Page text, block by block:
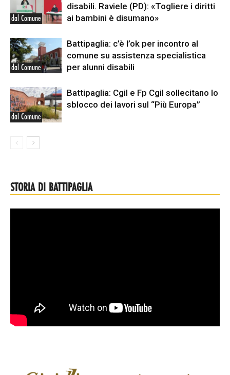
dal Comune
disabili. Raviele (PD): «Togliere i diritti
ai bambini è disumano»
dal Comune
Battipaglia: c’è l’ok per incontro al
comune su assistenza specialistica
per alunni disabili
dal Comune
Battipaglia: Cgil e Fp Cgil sollecitano lo
sblocco dei lavori sul “Più Europa”
STORIA DI BATTIPAGLIA